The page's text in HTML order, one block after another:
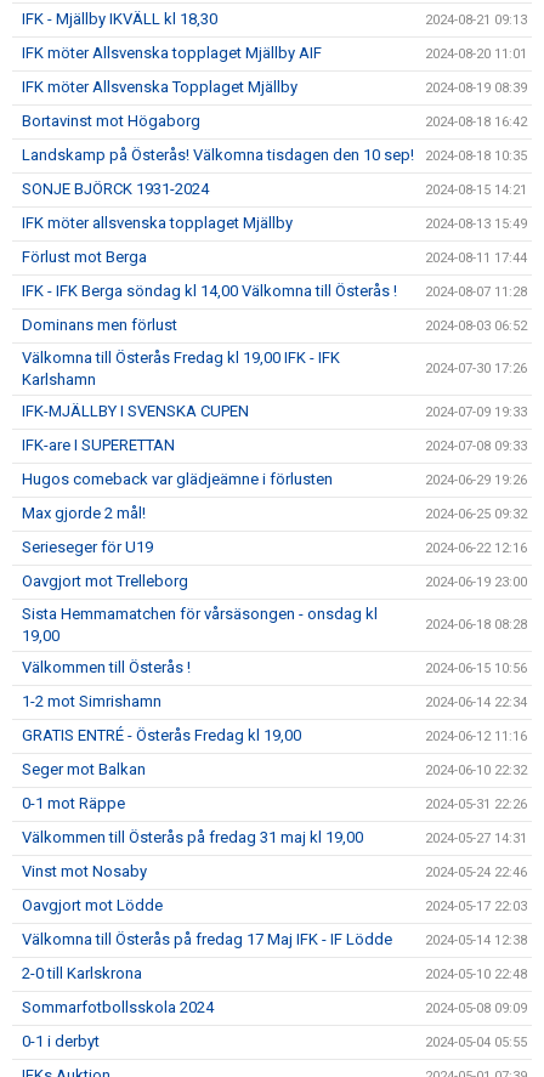
IFK - Mjällby IKVÄLL kl 18,30 2024-08-21 09:13
IFK möter Allsvenska topplaget Mjällby AIF 2024-08-20 11:01
IFK möter Allsvenska Topplaget Mjällby 2024-08-19 08:39
Bortavinst mot Högaborg 2024-08-18 16:42
Landskamp på Österås! Välkomna tisdagen den 10 sep! 2024-08-18 10:35
SONJE BJÖRCK 1931-2024 2024-08-15 14:21
IFK möter allsvenska topplaget Mjällby 2024-08-13 15:49
Förlust mot Berga 2024-08-11 17:44
IFK - IFK Berga söndag kl 14,00 Välkomna till Österås ! 2024-08-07 11:28
Dominans men förlust 2024-08-03 06:52
Välkomna till Österås Fredag kl 19,00 IFK - IFK
Karlshamn
2024-07-30 17:26
IFK-MJÄLLBY I SVENSKA CUPEN 2024-07-09 19:33
IFK-are I SUPERETTAN 2024-07-08 09:33
Hugos comeback var glädjeämne i förlusten 2024-06-29 19:26
Max gjorde 2 mål! 2024-06-25 09:32
Serieseger för U19 2024-06-22 12:16
Oavgjort mot Trelleborg 2024-06-19 23:00
Sista Hemmamatchen för vårsäsongen - onsdag kl
19,00
2024-06-18 08:28
Välkommen till Österås ! 2024-06-15 10:56
1-2 mot Simrishamn 2024-06-14 22:34
GRATIS ENTRÉ - Österås Fredag kl 19,00 2024-06-12 11:16
Seger mot Balkan 2024-06-10 22:32
0-1 mot Räppe 2024-05-31 22:26
Välkommen till Österås på fredag 31 maj kl 19,00 2024-05-27 14:31
Vinst mot Nosaby 2024-05-24 22:46
Oavgjort mot Lödde 2024-05-17 22:03
Välkomna till Österås på fredag 17 Maj IFK - IF Lödde 2024-05-14 12:38
2-0 till Karlskrona 2024-05-10 22:48
Sommarfotbollsskola 2024 2024-05-08 09:09
0-1 i derbyt 2024-05-04 05:55